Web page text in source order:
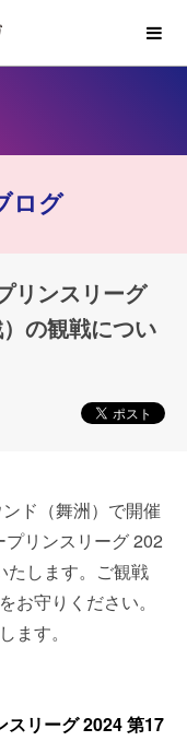
MENU
ログ
リンスリーグ
の観戦につい
ド（舞洲）で開催
リンスリーグ 202
たします。ご観戦
お守りください。
ます。
スリーグ 2024 第17